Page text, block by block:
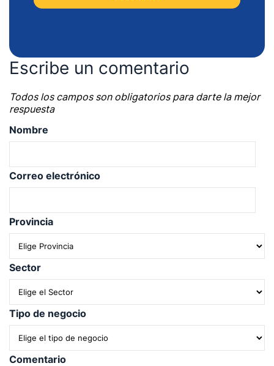
Escribe un comentario
Todos los campos son obligatorios para darte la mejor
respuesta
Nombre
Correo electrónico
Provincia
Sector
Tipo de negocio
Comentario